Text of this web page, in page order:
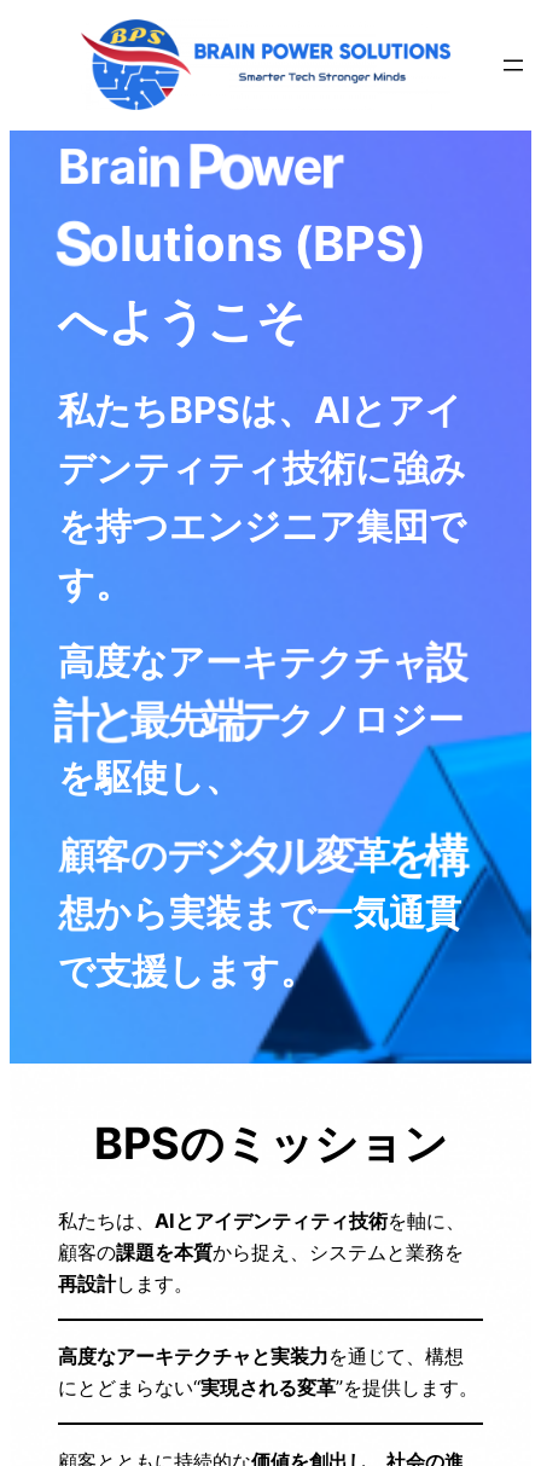
Brain Power
Solutions (BPS)
へよ う こそ
私たちBPSは、 AIと アイ
デンテ ィテ ィ技術に強み
を持つエンジニア集団で
す。
高度なアーキテクチャ設
計と最先端テク ノ ロジー
を駆使し、
顧客のデジタル変革を構
想から実装まで一気通貫
で支援し ます。
BPSのミッション
私たちは、AIとアイデンティティ技術を軸に、
顧客の課題を本質から捉え、システムと業務を
再設計します。
高度なアーキテクチャと実装力を通じて、構想
にとどまらない“実現される変革”を提供します。
顧客とともに持続的な価値を創出し 、社会の進